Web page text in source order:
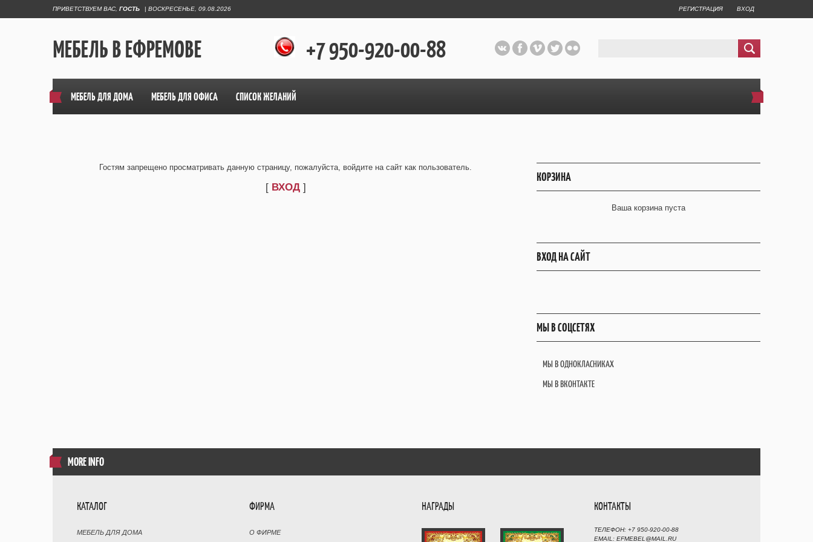
ПРИВЕТСТВУЕМ ВАС ГОСТЬ | ВОСКРЕСЕНЬЕ, 09.08.2026 РЕГИСТРАЦИЯ ВХОД
МЕБЕЛЬ В ЕФРЕМОВЕ +7 950-920-00-88
МЕБЕЛЬ ДЛЯ ДОМА МЕБЕЛЬ ДЛЯ ОФИСА СПИСОК ЖЕЛАНИЙ
Гостям запрещено просматривать данную страницу, пожалуйста, войдите на сайт как пользователь.
[ ВХОД]
КОРЗИНА
Ваша корзина пуста
ВХОД НА САЙТ
МЫ В СОЦСЕТЯХ
МЫ В ОДНОКЛАСНИКАХ
МЫ В ВКОНТАКТЕ
MORE INFO
КАТАЛОГ
МЕБЕЛЬ ДЛЯ ДОМА
ФИРМА
О ФИРМЕ
НАГРАДЫ КОНТАКТЫ
ТЕЛЕФОН: +7 950-920-00-88
EMAIL: EFMEBEL@MAIL.RU